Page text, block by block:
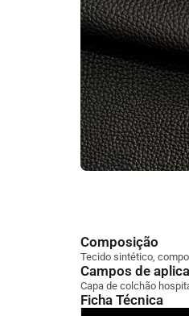
Composição
Tecido sintético,
Campos de
Capa de colchão
Ficha Técnica